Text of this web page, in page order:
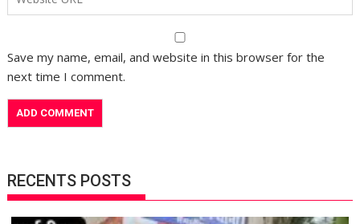
Save my name, email, and website in this browser for the
next time I comment.
RECENTS POSTS